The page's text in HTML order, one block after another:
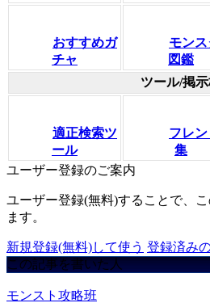
おすすめガ
チャ
モン
図鑑
ツール/掲
適正検索ツ
ール
フレ
集
ユーザー登録のご案内
ユーザー登録(無料)することで、
ます。
新規登録(無料)して使う 登録済み
この記事を書いた人
モンスト攻略班